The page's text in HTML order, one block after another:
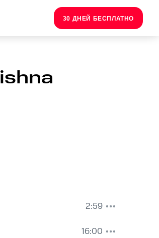
30 ДНЕЙ БЕСПЛАТНО
2:59
16:00